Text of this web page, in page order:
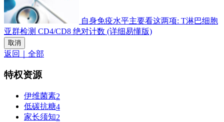
自身免疫水平主要看这两项: T淋巴细胞
亚群检测 CD4/CD8 绝对计数 (详细易懂版)
取消
返回｜全部
特权资源
伊维菌素2
低碳抗糖4
家长须知2